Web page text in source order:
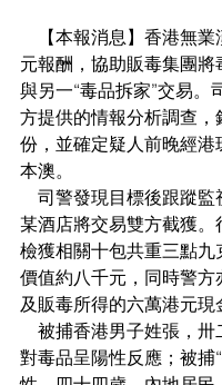
【本報消息】香港無業
元報酬，協助販毒集團將
與另一“毒品拆家”交易。
方提供的情報分析調查，
份，並確定疑人前晚經港
本澳。
司警發現目標後跟蹤監
某酒店將交易雙方截獲。
檢獲相關十包共重三點九
價值約八千元，同時警方
及販毒所得的六萬港元現
被捕香港男子姓張，卅
對毒品呈陽性反應；被捕